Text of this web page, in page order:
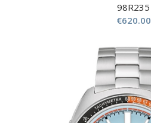
98R235
€620.00